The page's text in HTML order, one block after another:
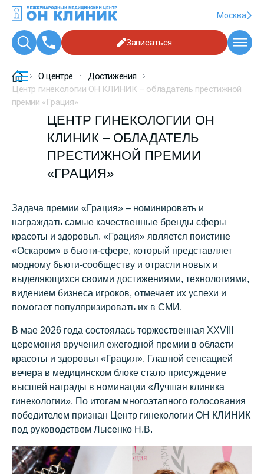
Москва
Записаться
О центре
Достижения
Центр гинекологии ОН КЛИНИК – обладатель престижной
премии «Грация»
ЦЕНТР ГИНЕКОЛОГИИ ОН
КЛИНИК – ОБЛАДАТЕЛЬ
ПРЕСТИЖНОЙ ПРЕМИИ
«ГРАЦИЯ»
Задача премии «Грация» – номинировать и
награждать самые качественные бренды сферы
красоты и здоровья. «Грация» является поистине
«Оскаром» в бьюти-сфере, который представляет
модному бьюти-сообществу и отрасли новых и
выделяющихся своими достижениями, технологиями,
видением бизнеса игроков, отмечает их успехи и
помогает популяризировать их в СМИ.
В мае 2026 года состоялась торжественная XXVIII
церемония вручения ежегодной премии в области
красоты и здоровья «Грация». Главной сенсацией
вечера в медицинском блоке стало присуждение
высшей награды в номинации «Лучшая клиника
гинекологии». По итогам многоэтапного голосования
победителем признан Центр гинекологии ОН КЛИНИК
под руководством Лысенко Н.В.